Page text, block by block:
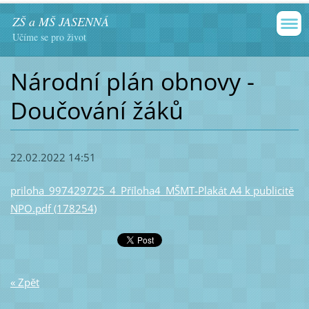
ZŠ a MŠ JASENNÁ
Učíme se pro život
Národní plán obnovy -
Doučování žáků
22.02.2022 14:51
priloha_997429725_4_Příloha4_MŠMT-Plakát A4 k publicitě
NPO.pdf (178254)
« Zpět